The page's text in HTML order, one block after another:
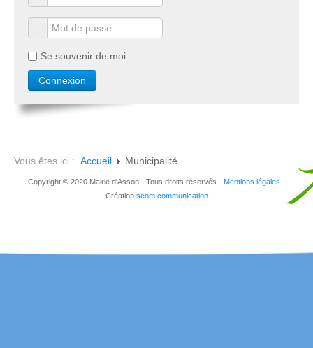
Se souvenir de moi
Vous êtes ici : Accueil Municipalité
Copyright © 2020 Mairie d'Asson - Tous droits réservés - Mentions légales -
Création scom communication